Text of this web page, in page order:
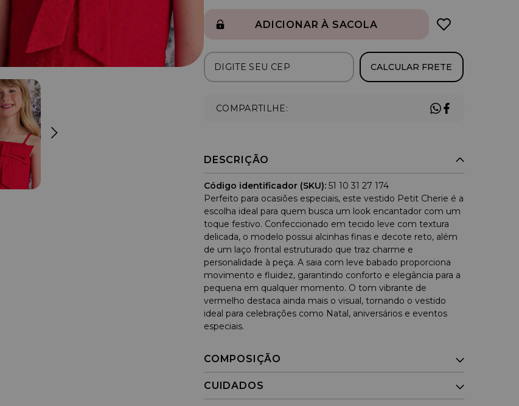
ADICIONAR À SACOLA
CALCULAR FRETE
COMPARTILHE:
DESCRIÇÃO
Código identificador (SKU): 51 10 31 27 174
Perfeito para ocasiões especiais, este vestido Petit Cherie é a
escolha ideal para quem busca um look encantador com um
toque festivo. Confeccionado em tecido leve com textura
delicada, o modelo possui alcinhas finas e decote reto, além
de um laço frontal estruturado que traz charme e
personalidade à peça. A saia com leve babado proporciona
movimento e fluidez, garantindo conforto e elegância para a
pequena em qualquer momento. O tom vibrante de
vermelho destaca ainda mais o visual, tornando o vestido
ideal para celebrações como Natal, aniversários e eventos
especiais.
COMPOSIÇÃO
CUIDADOS